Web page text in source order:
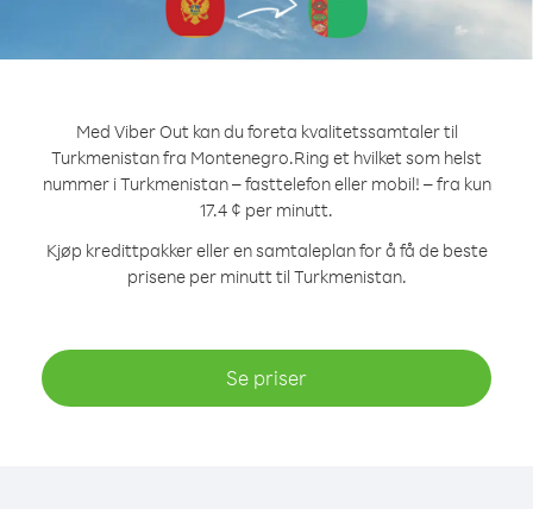
Med Viber Out kan du foreta kvalitetssamtaler til
Turkmenistan fra Montenegro.Ring et hvilket som helst
nummer i Turkmenistan – fasttelefon eller mobil! – fra kun
17.4 ¢ per minutt.
Kjøp kredittpakker eller en samtaleplan for å få de beste
prisene per minutt til Turkmenistan.
Se priser